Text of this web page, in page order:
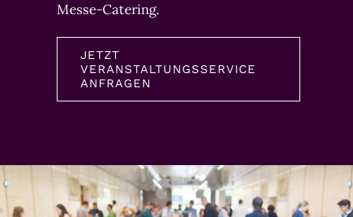
Messe-Catering.
JETZT
VERANSTALTUNGSSERVICE
ANFRAGEN